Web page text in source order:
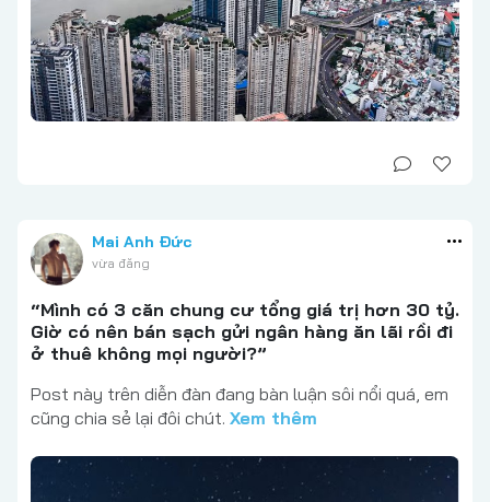
Mai Anh Đức
vừa đăng
“Mình có 3 căn chung cư tổng giá trị hơn 30 tỷ.
Giờ có nên bán sạch gửi ngân hàng ăn lãi rồi đi
ở thuê không mọi người?”
Post này trên diễn đàn đang bàn luận sôi nổi quá, em
cũng chia sẻ lại đôi chút. Xem thêm